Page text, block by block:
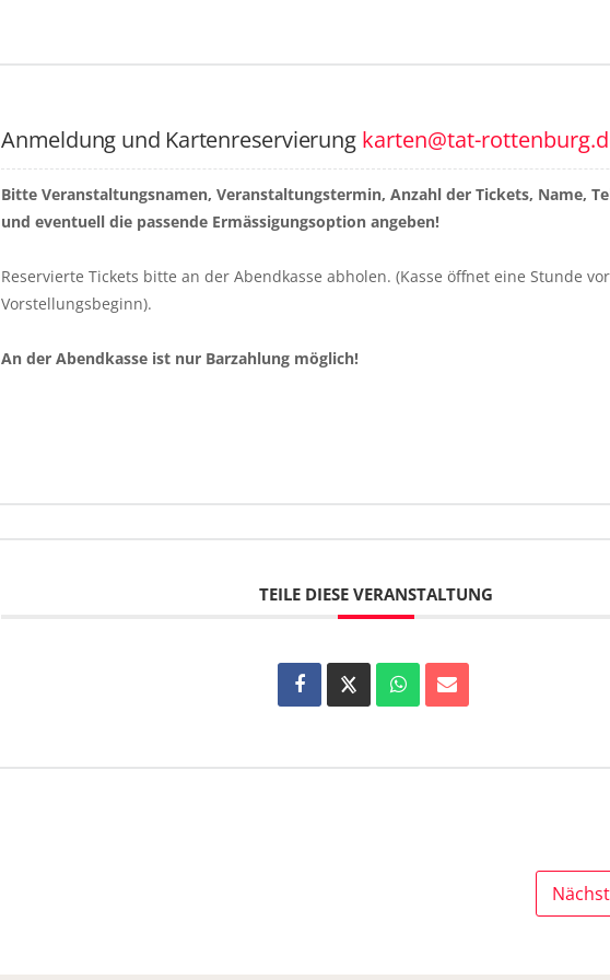
Anmeldung und Kartenreservierung karten@tat-
Bitte Veranstaltungsnamen, Veranstaltungstermin, Anzahl der Tickets, Name,
und eventuell die passende Ermässigungsoption angeben!
Reservierte Tickets bitte an der Abendkasse abholen. (Kasse öffnet eine Stunde vor
Vorstellungsbeginn).
An der Abendkasse ist nur Barzahlung möglich!
TEILE DIESE VERANSTALTUNG